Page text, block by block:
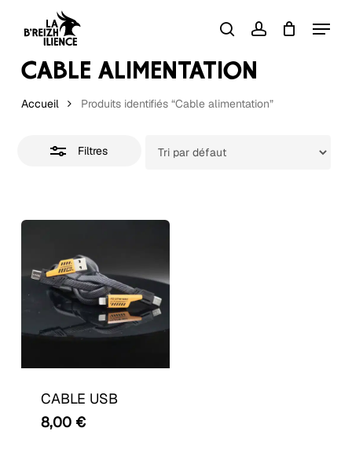
content
searchaccount
Menu
Panier Close
CABLE ALIMENTATION
Accueil Produits identifiés “Cable alimentation”
Filtres
Close
CABLE USB
8,00 €